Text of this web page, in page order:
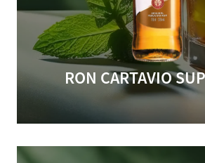
RON CARTAVIO